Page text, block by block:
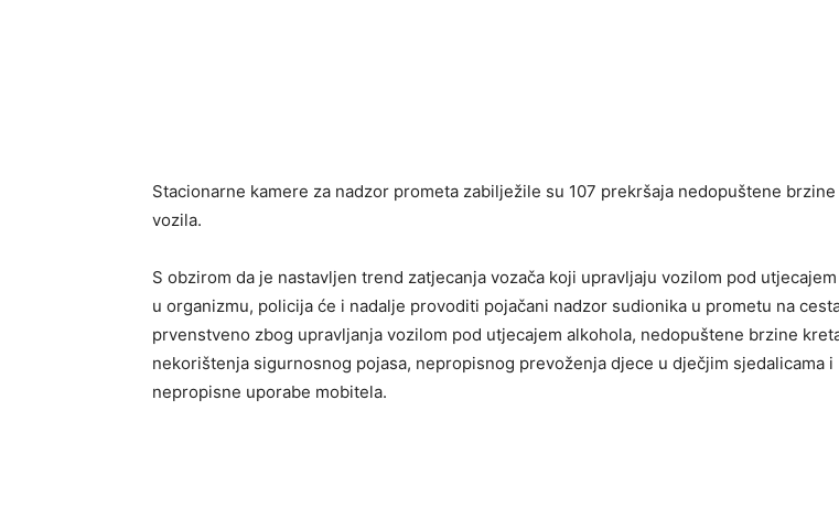
Stacionarne kamere za nadzor prometa zabilježile su 107 prekršaja nedopuštene
vozila.
S obzirom da je nastavljen trend zatjecanja vozača koji upravljaju vozilom pod
u organizmu, policija će i nadalje provoditi pojačani nadzor sudionika u prometu na
prvenstveno zbog upravljanja vozilom pod utjecajem alkohola, nedopuštene brzine
nekorištenja sigurnosnog pojasa, nepropisnog prevoženja djece u dječjim sjedalicama i
nepropisne uporabe mobitela.